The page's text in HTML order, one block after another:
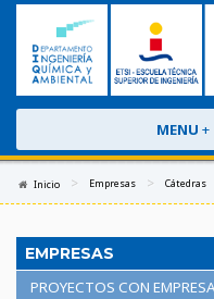
MENU +
Inicio > Empresas > Cátedras
EMPRESAS
PROYECTOS CON